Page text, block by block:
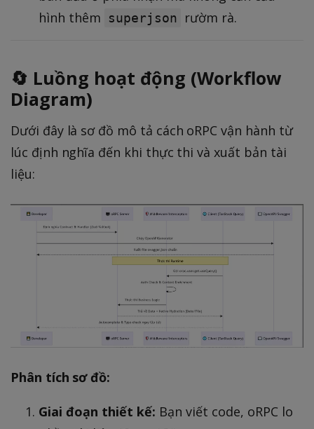
hình thêm
superjson rườm rà.
🔄 Luồng hoạt động (Workflow
Diagram)
Dưới đây là sơ đồ mô tả cách oRPC vận hành từ
lúc định nghĩa đến khi thực thi và xuất bản tài
liệu:
Phân tích sơ đồ:
Giai đoạn thiết kế: Bạn viết code, oRPC lo